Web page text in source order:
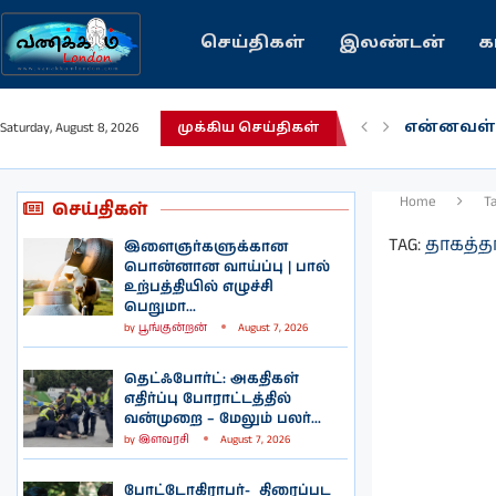
செய்திகள் இலண்டன்
Saturday, August 8, 2026 முக்கிய செய்திகள்
என்னவள்!
செய்திகள்
இளைஞர்களுக்கான
பொன்னான வாய்ப்பு | பால்
உற்பத்தியில் எழுச்சி
பெறுமா...
by பூங்குன்றன் August 7, 2026
தெட்ஃபோர்ட்: அகதிகள்
எதிர்ப்பு போராட்டத்தில்
வன்முறை – மேலும் பலர்...
by இளவரசி August 7, 2026
போட்டோகிராபர்- ‌ திரைப்பட
Home
TAG: